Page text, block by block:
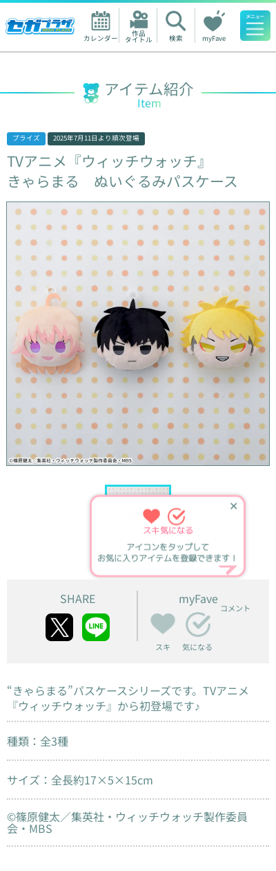
カレンダー 作品
タイトル 検索 myFave
人気ワード
アイテム紹介
Item
プライズ 2025年7月11日 より順次登場
TVアニメ『ウィッチウォッチ』
きゃらまる
ぬいぐるみパスケース
✕
スキ気になる
アイコンをタップして
お気に入りアイテムを登録できます！
SHARE myFave
スキ 気になる
コメント
“きゃらまる”パスケースシリーズです。TVアニメ
『ウィッチウォッチ』から初登場です♪
種類：全3種
サイズ：全長約17×5×15cm
©篠原健太／集英社・ウィッチウォッチ製作委員
会・MBS